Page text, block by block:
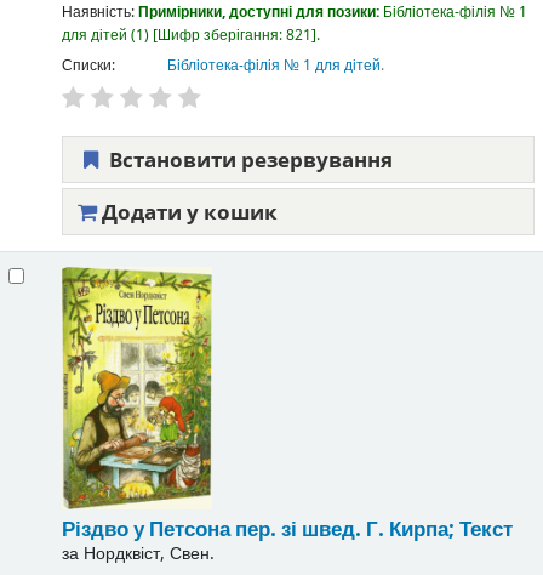
Наявність:Примірники, доступні для позики: Бібліотека-філія № 1
для дітей (1) Шифр зберігання:821 .
Списки:
Бібліотека-філія № 1 для дітей.
Встановити резервування
Додати у кошик
Різдво у Петсонапер. зі швед. Г. Кирпа; Текст
за Нордквіст, Свен.